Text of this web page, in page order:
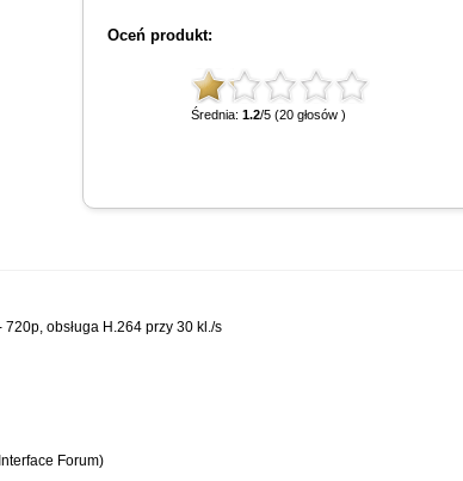
Oceń produkt:
Średnia: 1.2/5 (20 głosów )
obsługa H.264 przy 30 kl./s
Forum)